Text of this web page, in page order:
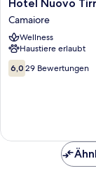
Nuovo
Tirreno
Camaiore
Hotel Nuovo
Camaiore
Wellness
Haustiere erlaubt
6.0
von
6,0 29 Bewertungen